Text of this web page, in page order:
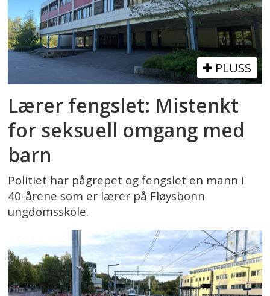
PLUSS
Lærer fengslet: Mistenkt
for seksuell omgang med
barn
Politiet har pågrepet og fengslet en mann i
40-årene som er lærer på Fløysbonn
ungdomsskole.